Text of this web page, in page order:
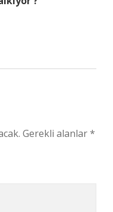
Gerekli alanlar*